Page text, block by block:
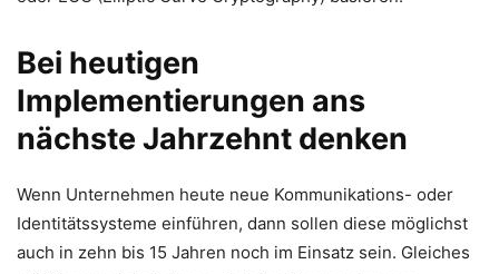
Bei heutigen
Implementierungen ans
nächste Jahrzehnt denken
Wenn Unternehmen heute neue Kommunikations- oder
Identitätssysteme einführen, dann sollen diese möglichst
auch in zehn bis 15 Jahren noch im Einsatz sein. Gleiches